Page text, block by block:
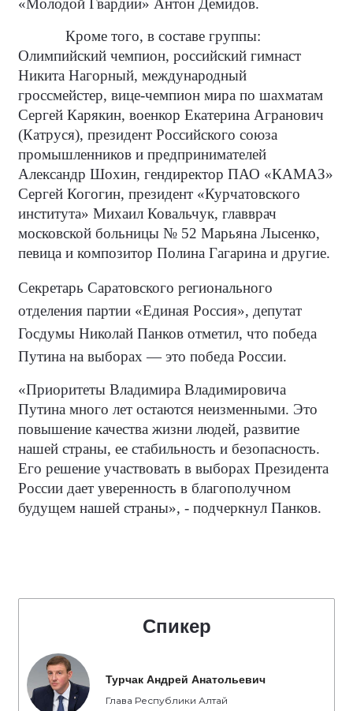
«Молодой Гвардии» Антон Демидов.
Кроме того, в составе группы:
Олимпийский чемпион, российский гимнаст
Никита Нагорный, международный
гроссмейстер, вице-чемпион мира по шахматам
Сергей Карякин, военкор Екатерина Агранович
(Катруся), президент Российского союза
промышленников и предпринимателей
Александр Шохин, гендиректор ПАО «КАМАЗ»
Сергей Когогин, президент «Курчатовского
института» Михаил Ковальчук, главврач
московской больницы № 52 Марьяна Лысенко,
певица и композитор Полина Гагарина и другие.
Секретарь Саратовского регионального
отделения партии «Единая Россия», депутат
Госдумы Николай Панков отметил, что победа
Путина на выборах — это победа России.
«Приоритеты Владимира Владимировича
Путина много лет остаются неизменными. Это
повышение качества жизни людей, развитие
нашей страны, ее стабильность и безопасность.
Его решение участвовать в выборах Президента
России дает уверенность в благополучном
будущем нашей страны», - подчеркнул Панков.
Спикер
Турчак Андрей Анатольевич
Глава Республики Алтай